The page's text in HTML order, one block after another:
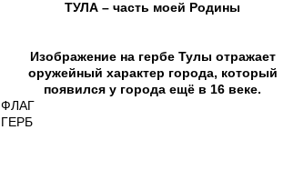
ТУЛА – часть моей Родины
Изображение на гербе Тулы отражает
оружейный характер города, который
появился у города ещё в 16 веке.
ФЛАГ
ГЕРБ